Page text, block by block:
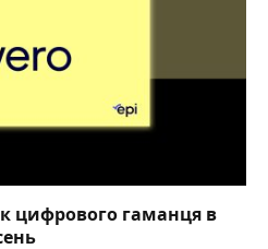
цифрового гаманця в